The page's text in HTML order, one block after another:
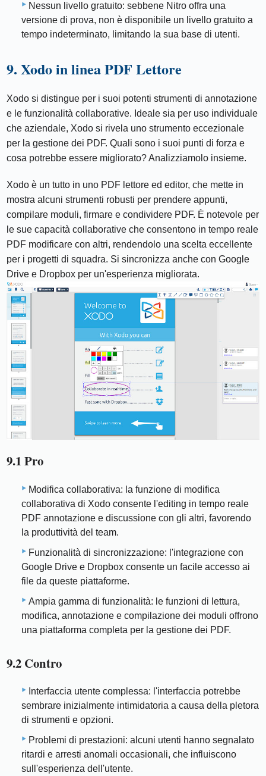
Nessun livello gratuito: sebbene Nitro offra una
versione di prova, non è disponibile un livello gratuito a
tempo indeterminato, limitando la sua base di utenti.
9. Xodo in linea PDF Lettore
Xodo si distingue per i suoi potenti strumenti di annotazione
e le funzionalità collaborative. Ideale sia per uso individuale
che aziendale, Xodo si rivela uno strumento eccezionale
per la gestione dei PDF. Quali sono i suoi punti di forza e
cosa potrebbe essere migliorato? Analizziamolo insieme.
Xodo è un tutto in uno PDF lettore ed editor, che mette in
mostra alcuni strumenti robusti per prendere appunti,
compilare moduli, firmare e condividere PDF. È notevole per
le sue capacità collaborative che consentono in tempo reale
PDF modificare con altri, rendendolo una scelta eccellente
per i progetti di squadra. Si sincronizza anche con Google
Drive e Dropbox per un'esperienza migliorata.
9.1 Pro
Modifica collaborativa: la funzione di modifica
collaborativa di Xodo consente l'editing in tempo reale
PDF annotazione e discussione con gli altri, favorendo
la produttività del team.
Funzionalità di sincronizzazione: l'integrazione con
Google Drive e Dropbox consente un facile accesso ai
file da queste piattaforme.
Ampia gamma di funzionalità: le funzioni di lettura,
modifica, annotazione e compilazione dei moduli offrono
una piattaforma completa per la gestione dei PDF.
9.2 Contro
Interfaccia utente complessa: l'interfaccia potrebbe
sembrare inizialmente intimidatoria a causa della pletora
di strumenti e opzioni.
Problemi di prestazioni: alcuni utenti hanno segnalato
ritardi e arresti anomali occasionali, che influiscono
sull'esperienza dell'utente.